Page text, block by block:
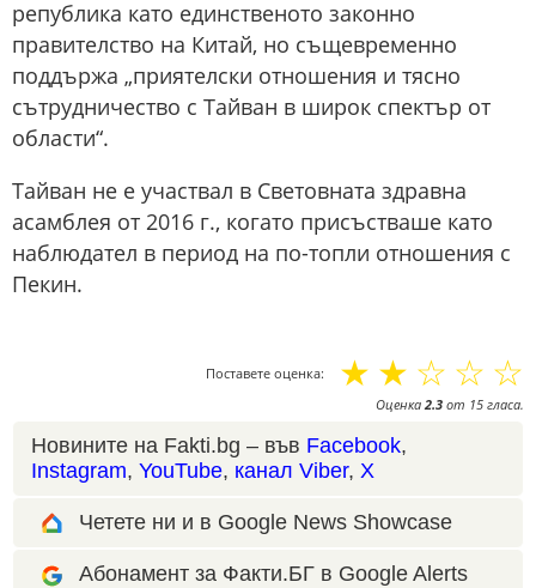
република като единственото законно
правителство на Китай, но същевременно
поддържа „приятелски отношения и тясно
сътрудничество с Тайван в широк спектър от
области“.
Тайван не е участвал в Световната здравна
асамблея от 2016 г., когато присъстваше като
наблюдател в период на по-топли отношения с
Пекин.
Поставете оценка: ☆
☆
☆
☆
☆
Оценка2.3 от 15 гласа.
Новините на Fakti.bg – във Facebook,
Instagram, YouTube, канал Viber, X
Четете ни и в Google News Showcase
Абонамент за Факти.БГ в Google Alerts